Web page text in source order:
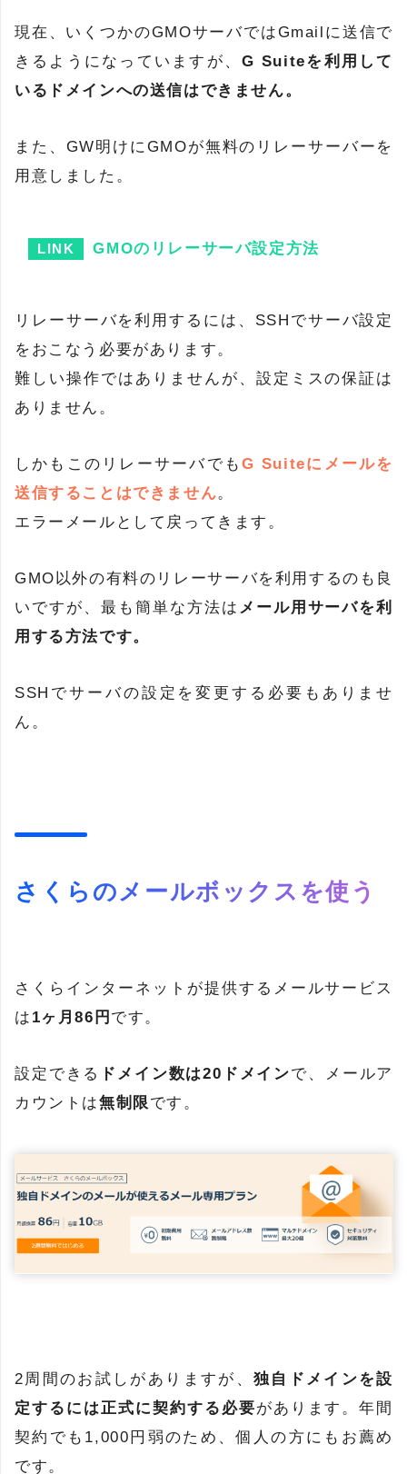
現在、いくつかのGMOサーバではGmailに送信で
きるようになっていますが、 G Suiteを利用して
いるドメインへの送信はできません。
また、GW明けにGMOが無料のリレーサーバーを
用意しました。
GMOのリレーサーバ設定方法
リレーサーバを利用するには、SSHでサーバ設定
をおこなう必要があります。
難しい操作ではありませんが、設定ミスの保証は
ありません。
しかもこのリレーサーバでも G Suiteにメールを
送信することはできません。
エラーメールとして戻ってきます。
GMO以外の有料のリレーサーバを利用するのも良
いですが、最も簡単な方法は メール用サーバを利
用する方法です。
SSHでサーバの設定を変更する必要もありませ
ん。
さくらのメールボックスを使う
さくらインターネットが提供するメールサービス
は 1ヶ月86円 です。
設定できる ドメイン数は20ドメインで、メールア
カウントは無制限です。
2周間のお試しがありますが、 独自ドメインを設
定するには正式に契約する必要があります。年間
契約でも1,000円弱のため、個人の方にもお薦め
です。